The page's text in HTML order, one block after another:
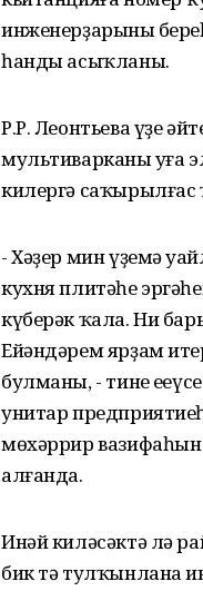
инженерҙарының
һанды асыҡланы.
Р.Р. Леонтьева үҙе
мультиварканың уға
килергә саҡырылғас
- Хәҙер мин үҙемә
кухня плитәһе
күберәк ҡала. Ни
Ейәндәрем ярҙам
булманы, - тине
унитар
мөхәррир
алғанда.
Инәй киләсәктә лә
бик тә тулҡынлана